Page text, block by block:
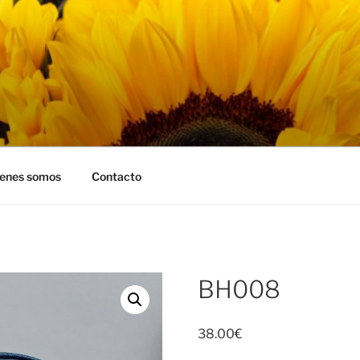
somos Contacto
BH008
38.00€